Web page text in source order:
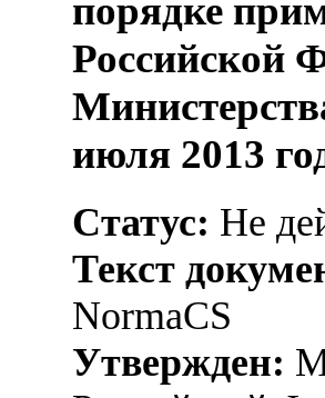
порядке
Российской
июля 2013
Статус: Не
Текст
NormaCS
Утвержден: